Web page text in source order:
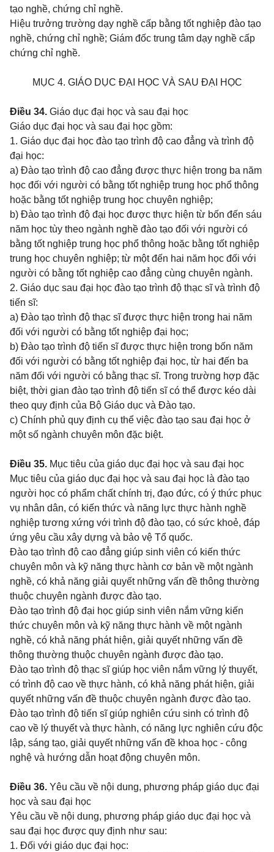
tạo nghề, chứng chỉ nghề.
Hiệu trưởng trường dạy nghề cấp bằng tốt nghiệp đào tạo
nghề, chứng chỉ nghề; Giám đốc trung tâm dạy nghề cấp
chứng chỉ nghề.
MỤC 4. GIÁO DỤC ĐẠI HỌC VÀ SAU ĐẠI HỌC
Điều 34. Giáo dục đại học và sau đại học
Giáo dục đại học và sau đại học gồm:
1. Giáo dục đại học đào tạo trình độ cao đẳng và trình độ
đại học:
a) Đào tạo trình độ cao đẳng được thực hiện trong ba năm
học đối với người có bằng tốt nghiệp trung học phổ thông
hoặc bằng tốt nghiệp trung học chuyên nghiệp;
b) Đào tạo trình độ đại học được thực hiện từ bốn đến sáu
năm học tùy theo ngành nghề đào tạo đối với người có
bằng tốt nghiệp trung học phổ thông hoặc bằng tốt nghiệp
trung học chuyên nghiệp; từ một đến hai năm học đối với
người có bằng tốt nghiệp cao đẳng cùng chuyên ngành.
2. Giáo dục sau đại học đào tạo trình độ thạc sĩ và trình độ
tiến sĩ:
a) Đào tạo trình độ thạc sĩ được thực hiện trong hai năm
đối với người có bằng tốt nghiệp đại học;
b) Đào tạo trình độ tiến sĩ được thực hiện trong bốn năm
đối với người có bằng tốt nghiệp đại học, từ hai đến ba
năm đối với người có bằng thạc sĩ. Trong trường hợp đặc
biệt, thời gian đào tạo trình độ tiến sĩ có thể được kéo dài
theo quy định của Bộ Giáo dục và Đào tạo.
c) Chính phủ quy định cụ thể việc đào tạo sau đại học ở
một số ngành chuyên môn đặc biệt.
Điều 35. Mục tiêu của giáo dục đại học và sau đại học
Mục tiêu của giáo dục đại học và sau đại học là đào tạo
người học có phẩm chất chính trị, đạo đức, có ý thức phục
vụ nhân dân, có kiến thức và năng lực thực hành nghề
nghiệp tương xứng với trình độ đào tạo, có sức khoẻ, đáp
ứng yêu cầu xây dựng và bảo vệ Tổ quốc.
Đào tạo trình độ cao đẳng giúp sinh viên có kiến thức
chuyên môn và kỹ năng thực hành cơ bản về một ngành
nghề, có khả năng giải quyết những vấn đề thông thường
thuộc chuyên ngành được đào tạo.
Đào tạo trình độ đại học giúp sinh viên nắm vững kiến
thức chuyên môn và kỹ năng thực hành về một ngành
nghề, có khả năng phát hiện, giải quyết những vấn đề
thông thường thuộc chuyên ngành được đào tạo.
Đào tạo trình độ thạc sĩ giúp học viên nắm vững lý thuyết,
có trình độ cao về thực hành, có khả năng phát hiện, giải
quyết những vấn đề thuộc chuyên ngành được đào tạo.
Đào tạo trình độ tiến sĩ giúp nghiên cứu sinh có trình độ
cao về lý thuyết và thực hành, có năng lực nghiên cứu độc
lập, sáng tạo, giải quyết những vấn đề khoa học - công
nghệ và hướng dẫn hoạt động chuyên môn.
Điều 36. Yêu cầu về nội dung, phương pháp giáo dục đại
học và sau đại học
Yêu cầu về nội dung, phương pháp giáo dục đại học và
sau đại học được quy định như sau:
1. Đối với giáo dục đại học: